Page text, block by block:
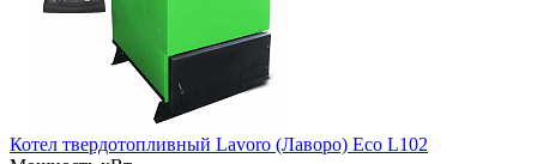
Котел твердотопливный Lavoro (Лаворо) Eco L102